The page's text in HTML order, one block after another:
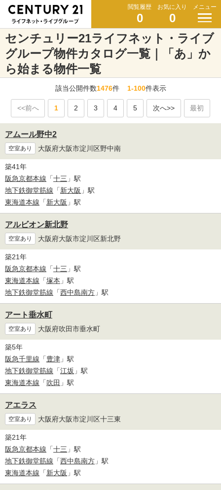
閲覧履歴
0
お気に入り
0
メニュー
センチュリー21ライフネット・ライブ
グループ物件カタログ一覧｜「あ」か
ら始まる物件一覧
該当公開件数1476件1-100件表示
<<前へ 1 2 3 4 5 次へ>> 最初
アムール野中2
空室あり 大阪府大阪市淀川区野中南
築41年
阪急京都本線 「十三 」駅
地下鉄御堂筋線 「新大阪 」駅
東海道本線 「新大阪 」駅
アルビオン新北野
空室あり 大阪府大阪市淀川区新北野
築21年
阪急京都本線 「十三 」駅
東海道本線 「塚本 」駅
地下鉄御堂筋線 「西中島南方 」駅
アート垂水町
空室あり 大阪府吹田市垂水町
築5年
阪急千里線 「豊津 」駅
地下鉄御堂筋線 「江坂 」駅
東海道本線 「吹田 」駅
アエラス
空室あり 大阪府大阪市淀川区十三東
築21年
阪急京都本線 「十三 」駅
地下鉄御堂筋線 「西中島南方 」駅
東海道本線 「新大阪 」駅